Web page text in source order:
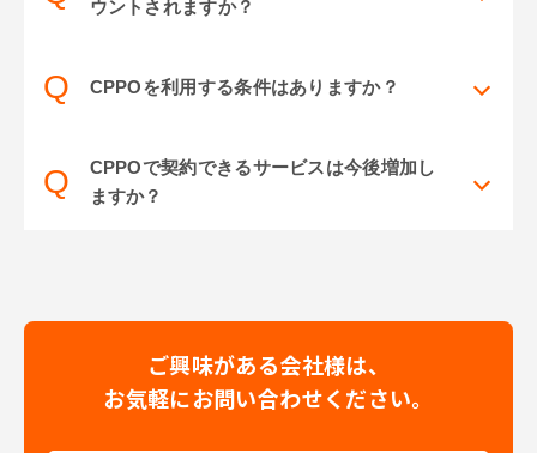
ウントされますか？
Q CPPOを利用する条件はありますか？
Q
CPPOで契約できるサービスは今後増加し
ますか？
ご興味がある会社様は、
お気軽にお問い合わせください。